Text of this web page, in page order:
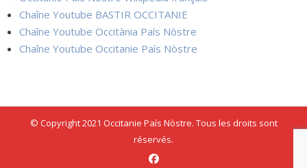
Chaîne Youtube BASTIR OCCITANIE
Chaîne Youtube Occitània País Nòstre
Chaîne Youtube Occitanie País Nòstre
© Copyright 2021 Occitanie País Nòstre. Tous les droits sont
réservés.